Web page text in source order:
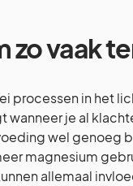
zo vaak
processen in het
wanneer je al
wel genoeg
magnesium
allemaal